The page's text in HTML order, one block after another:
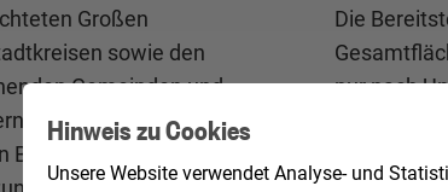
Großen
sowie den
Gemeinden und
im Auftrag
Baden-Württemberg
Die
nur nach
Die Daten
Hinweis zu Cookies
Unsere Website verwendet Analyse- und